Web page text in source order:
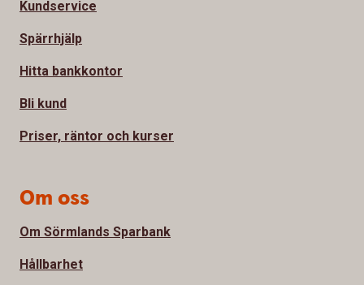
Kundservice
Spärrhjälp
Hitta bankkontor
Bli kund
Priser, räntor och kurser
Om oss
Om Sörmlands Sparbank
Hållbarhet